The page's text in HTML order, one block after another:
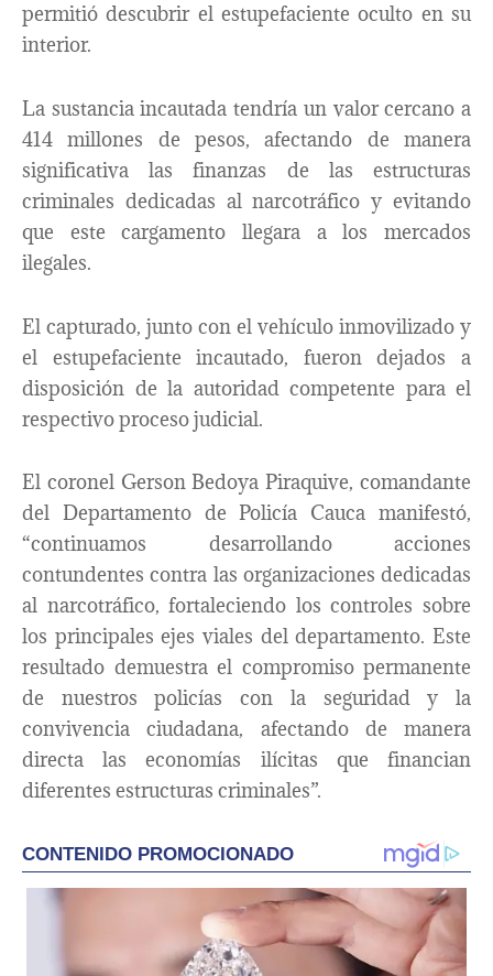
permitió descubrir el estupefaciente oculto en su
interior.
La sustancia incautada tendría un valor cercano a
414 millones de pesos, afectando de manera
significativa las finanzas de las estructuras
criminales dedicadas al narcotráfico y evitando
que este cargamento llegara a los mercados
ilegales.
El capturado, junto con el vehículo inmovilizado y
el estupefaciente incautado, fueron dejados a
disposición de la autoridad competente para el
respectivo proceso judicial.
El coronel Gerson Bedoya Piraquive, comandante
del Departamento de Policía Cauca manifestó,
“continuamos desarrollando acciones
contundentes contra las organizaciones dedicadas
al narcotráfico, fortaleciendo los controles sobre
los principales ejes viales del departamento. Este
resultado demuestra el compromiso permanente
de nuestros policías con la seguridad y la
convivencia ciudadana, afectando de manera
directa las economías ilícitas que financian
diferentes estructuras criminales”.